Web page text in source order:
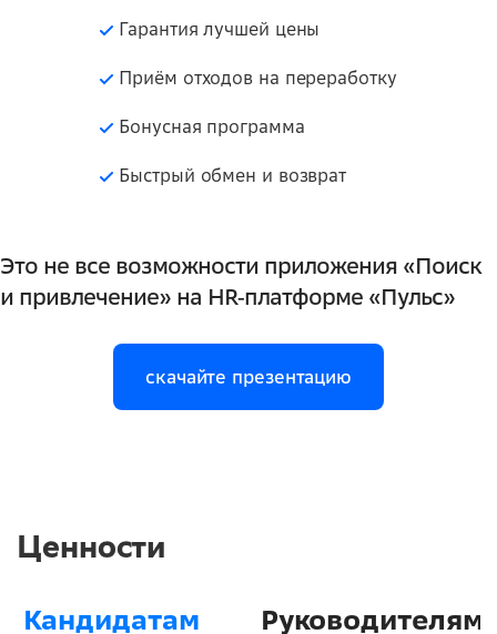
Гарантия лучшей цены
Приём отходов на переработку
Бонусная программа
Быстрый обмен и возврат
Это не все возможности приложения «Поиск
и привлечение» на HR‑платформе «Пульс»
скачайте презентацию
Ценности
Кандидатам Руководителям